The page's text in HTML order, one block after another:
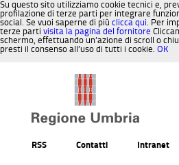
Su questo sito utilizziamo cookie tecnici e,
profilazione di terze parti per integrare
social. Se vuoi saperne di più clicca qui. Per
terze parti visita la pagina del fornitore
schermo, effettuando un’azione di scroll o
presti il consenso all’uso di tutti i cookie. OK
RSS Contatti Intranet